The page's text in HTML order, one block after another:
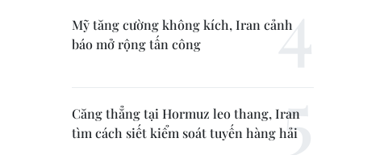
Mỹ tăng cường không kích, Iran cảnh
báo mở rộng tấn công
Căng thẳng tại Hormuz leo thang, Iran
tìm cách siết kiểm soát tuyến hàng hải